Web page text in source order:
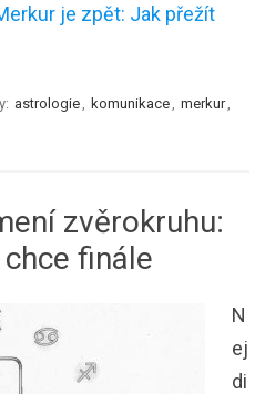
je zpět: Jak přežít
astrologie komunikace merkur
zvěrokruhu:
finále
N
ej
di